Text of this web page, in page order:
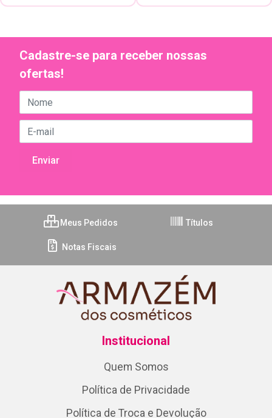
Cadastre-se para receber nossas
ofertas!
Meus Pedidos Títulos
Notas Fiscais
Institucional
Quem Somos
Política de Privacidade
Política de Troca e Devolução